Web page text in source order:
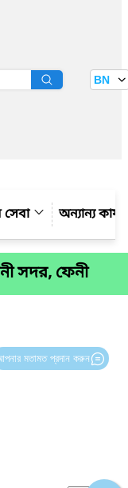
BN
অন্যান্য
সদর, ফেনী
মতামত প্রদান করুন